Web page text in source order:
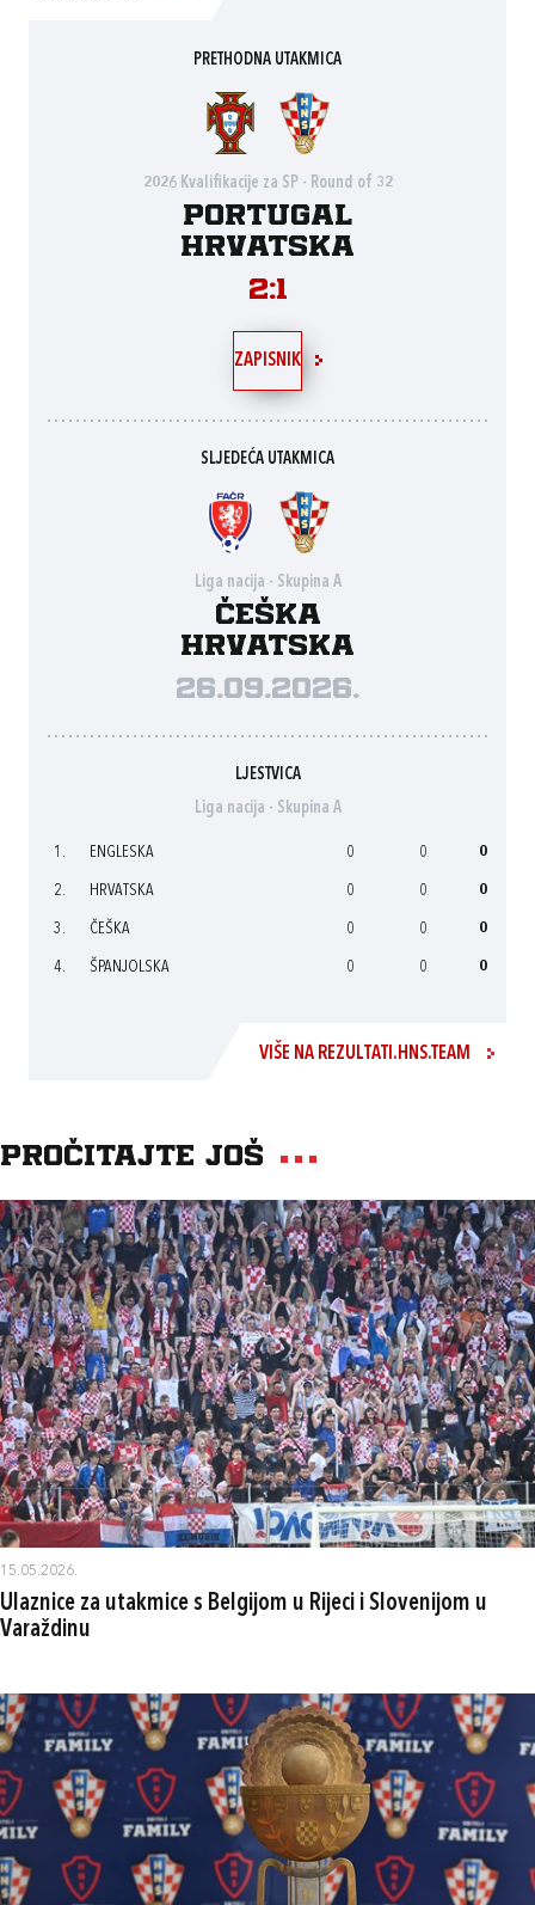
PRETHODNA UTAKMICA
2026 Kvalifikacije za SP - Round of 32
Portugal
Hrvatska
2:1
ZAPISNIK
SLJEDEĆA UTAKMICA
Liga nacija - Skupina A
Češka
Hrvatska
26.09.2026.
LJESTVICA
Liga nacija - Skupina A
1. ENGLESKA 0 0 0
2. HRVATSKA 0 0 0
3. ČEŠKA 0 0 0
4. ŠPANJOLSKA 0 0 0
VIŠE NA REZULTATI.HNS.TEAM
Pročitajte još
15.05.2026.
Ulaznice za utakmice s Belgijom u Rijeci i Slovenijom u
Varaždinu